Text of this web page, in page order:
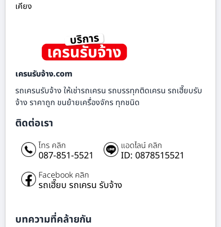
เคียง
เครนรับจ้าง.com
รถเครนรับจ้าง ให้เช่ารถเครน รถบรรทุกติดเครน รถเฮี๊ยบรับ
จ้าง ราคาถูก ขนย้ายเครื่องจักร ทุกชนิด
ติดต่อเรา
โทร คลิก
087-851-5521
แอดไลน์ คลิก
ID: 0878515521
Facebook คลิก
รถเฮี๊ยบ รถเครน รับจ้าง
บทความที่คล้ายกัน